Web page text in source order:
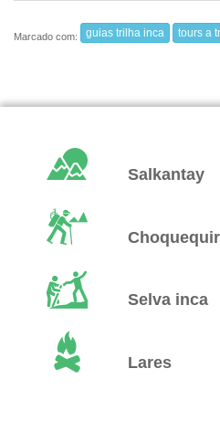
Marcado com: guias trilha inca tours a
Salkantay
Selva inca
Lares